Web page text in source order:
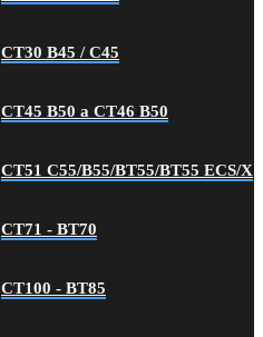
CT30 B45 / C45
CT45 B50 a CT46 B50
CT51 C55/B55/BT55/BT55 ECS/X
CT71 - BT70
CT100 - BT85